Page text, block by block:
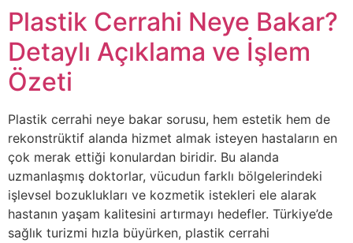
Plastik Cerrahi Neye Bakar?
Detaylı Açıklama ve İşlem
Özeti
Plastik cerrahi neye bakar sorusu, hem estetik hem de
rekonstrüktif alanda hizmet almak isteyen hastaların en
çok merak ettiği konulardan biridir. Bu alanda
uzmanlaşmış doktorlar, vücudun farklı bölgelerindeki
işlevsel bozuklukları ve kozmetik istekleri ele alarak
hastanın yaşam kalitesini artırmayı hedefler. Türkiye’de
sağlık turizmi hızla büyürken, plastik cerrahi